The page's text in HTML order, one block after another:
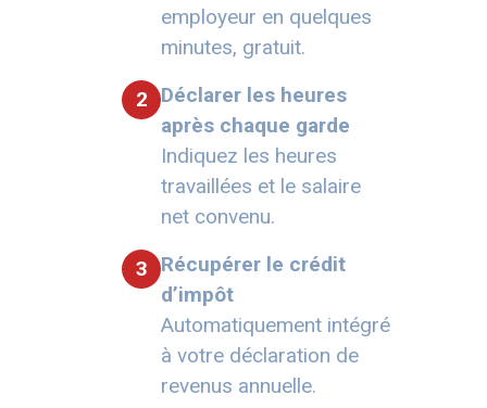
employeur en quelques
minutes, gratuit.
2
Déclarer les heures
après chaque garde
Indiquez les heures
travaillées et le salaire
net convenu.
3
Récupérer le crédit
d’impôt
Automatiquement intégré
à votre déclaration de
revenus annuelle.